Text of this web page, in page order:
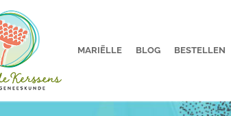
MARIËLLE BLOG BESTELLEN